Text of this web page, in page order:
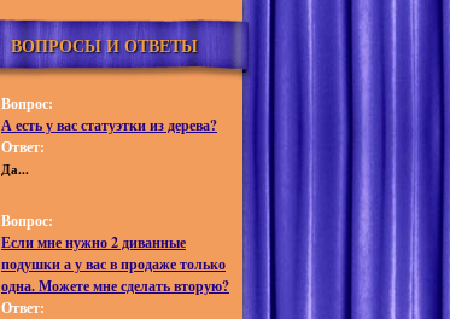
ВОПРОСЫ И ОТВЕТЫ
Вопрос:
А есть у вас статуэтки из дерева?
Ответ:
Да...
Вопрос:
Если мне нужно 2 диванные
подушки а у вас в продаже только
одна. Можете мне сделать вторую?
Ответ: